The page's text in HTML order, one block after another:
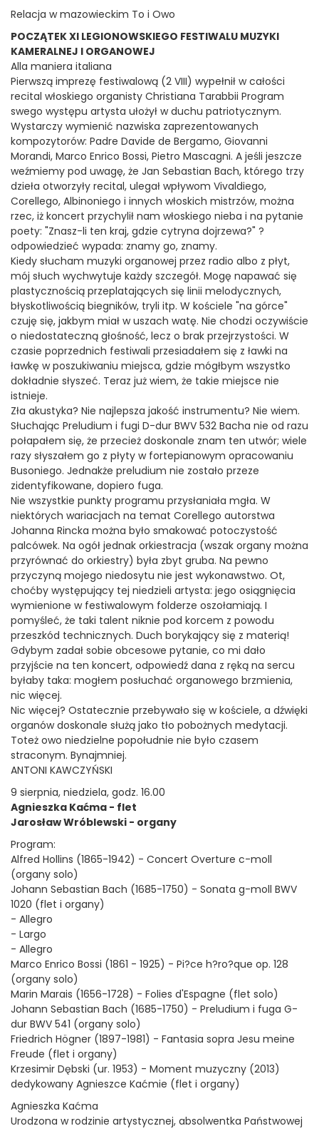
Relacja w mazowieckim To i Owo
POCZĄTEK XI LEGIONOWSKIEGO FESTIWALU MUZYKI
KAMERALNEJ I ORGANOWEJ
Alla maniera italiana
Pierwszą imprezę festiwalową (2 VIII) wypełnił w całości
recital włoskiego organisty Christiana Tarabbii Program
swego występu artysta ułożył w duchu patriotycznym.
Wystarczy wymienić nazwiska zaprezentowanych
kompozytorów: Padre Davide de Bergamo, Giovanni
Morandi, Marco Enrico Bossi, Pietro Mascagni. A jeśli jeszcze
weźmiemy pod uwagę, że Jan Sebastian Bach, którego trzy
dzieła otworzyły recital, ulegał wpływom Vivaldiego,
Corellego, Albinoniego i innych włoskich mistrzów, można
rzec, iż koncert przychylił nam włoskiego nieba i na pytanie
poety: "Znasz-li ten kraj, gdzie cytryna dojrzewa?" ?
odpowiedzieć wypada: znamy go, znamy.
Kiedy słucham muzyki organowej przez radio albo z płyt,
mój słuch wychwytuje każdy szczegół. Mogę napawać się
plastycznością przeplatających się linii melodycznych,
błyskotliwością biegników, tryli itp. W kościele "na górce"
czuję się, jakbym miał w uszach watę. Nie chodzi oczywiście
o niedostateczną głośność, lecz o brak przejrzystości. W
czasie poprzednich festiwali przesiadałem się z ławki na
ławkę w poszukiwaniu miejsca, gdzie mógłbym wszystko
dokładnie słyszeć. Teraz już wiem, że takie miejsce nie
istnieje.
Zła akustyka? Nie najlepsza jakość instrumentu? Nie wiem.
Słuchając Preludium i fugi D-dur BWV 532 Bacha nie od razu
połapałem się, że przecież doskonale znam ten utwór; wiele
razy słyszałem go z płyty w fortepianowym opracowaniu
Busoniego. Jednakże preludium nie zostało przeze
zidentyfikowane, dopiero fuga.
Nie wszystkie punkty programu przysłaniała mgła. W
niektórych wariacjach na temat Corellego autorstwa
Johanna Rincka można było smakować potoczystość
palcówek. Na ogół jednak orkiestracja (wszak organy można
przyrównać do orkiestry) była zbyt gruba. Na pewno
przyczyną mojego niedosytu nie jest wykonawstwo. Ot,
choćby występujący tej niedzieli artysta: jego osiągnięcia
wymienione w festiwalowym folderze oszołamiają. I
pomyśleć, że taki talent niknie pod korcem z powodu
przeszkód technicznych. Duch borykający się z materią!
Gdybym zadał sobie obcesowe pytanie, co mi dało
przyjście na ten koncert, odpowiedź dana z ręką na sercu
byłaby taka: mogłem posłuchać organowego brzmienia,
nic więcej.
Nic więcej? Ostatecznie przebywało się w kościele, a dźwięki
organów doskonale służą jako tło pobożnych medytacji.
Toteż owo niedzielne popołudnie nie było czasem
straconym. Bynajmniej.
ANTONI KAWCZYŃSKI
9 sierpnia, niedziela, godz. 16.00
Agnieszka Kaćma - flet
Jarosław Wróblewski - organy
Program:
Alfred Hollins (1865-1942) - Concert Overture c-moll
(organy solo)
Johann Sebastian Bach (1685-1750) - Sonata g-moll BWV
1020 (flet i organy)
- Allegro
- Largo
- Allegro
Marco Enrico Bossi (1861 - 1925) - Pi?ce h?ro?que op. 128
(organy solo)
Marin Marais (1656-1728) - Folies d'Espagne (flet solo)
Johann Sebastian Bach (1685-1750) - Preludium i fuga G-
dur BWV 541 (organy solo)
Friedrich Högner (1897-1981) - Fantasia sopra Jesu meine
Freude (flet i organy)
Krzesimir Dębski (ur. 1953) - Moment muzyczny (2013)
dedykowany Agnieszce Kaćmie (flet i organy)
Agnieszka Kaćma
Urodzona w rodzinie artystycznej, absolwentka Państwowej